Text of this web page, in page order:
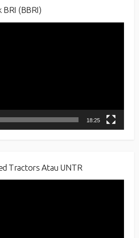
BRI (BBRI)
18:25
Tractors Atau UNTR